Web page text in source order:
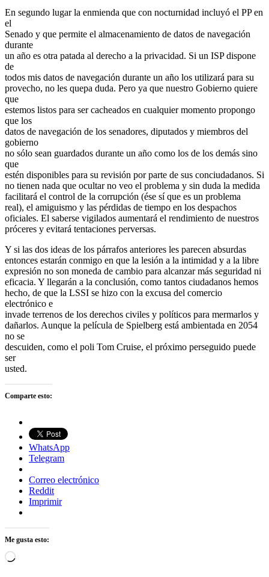
En segundo lugar la enmienda que con nocturnidad incluyó el PP en
el
Senado y que permite el almacenamiento de datos de navegación
durante
un año es otra patada al derecho a la privacidad. Si un ISP dispone
de
todos mis datos de navegación durante un año los utilizará para su
provecho, no les quepa duda. Pero ya que nuestro Gobierno quiere
que
estemos listos para ser cacheados en cualquier momento propongo
que los
datos de navegación de los senadores, diputados y miembros del
gobierno
no sólo sean guardados durante un año como los de los demás sino
que
estén disponibles para su revisión por parte de sus conciudadanos. Si
no tienen nada que ocultar no veo el problema y sin duda la medida
facilitará el control de la corrupción (ése sí­ que es un problema
real), el amiguismo y las pérdidas de tiempo en los despachos
oficiales. El saberse vigilados aumentará el rendimiento de nuestros
próceres y evitará tentaciones perversas.
Y si las dos ideas de los párrafos anteriores les parecen absurdas
entonces estarán conmigo en que la lesión a la intimidad y a la libre
expresión no son moneda de cambio para alcanzar más seguridad ni
eficacia. Y llegarán a la conclusión, como tantos ciudadanos hemos
hecho, de que la LSSI se hizo con la excusa del comercio
electrónico e
invade terrenos de los derechos civiles y políticos para mermarlos y
dañarlos. Aunque la película de Spielberg está ambientada en 2054
no se
descuiden, como el poli Tom Cruise, el próximo perseguido puede
ser
usted.
Comparte esto:
WhatsApp
Telegram
Correo electrónico
Reddit
Imprimir
Me gusta esto:
Cargando...